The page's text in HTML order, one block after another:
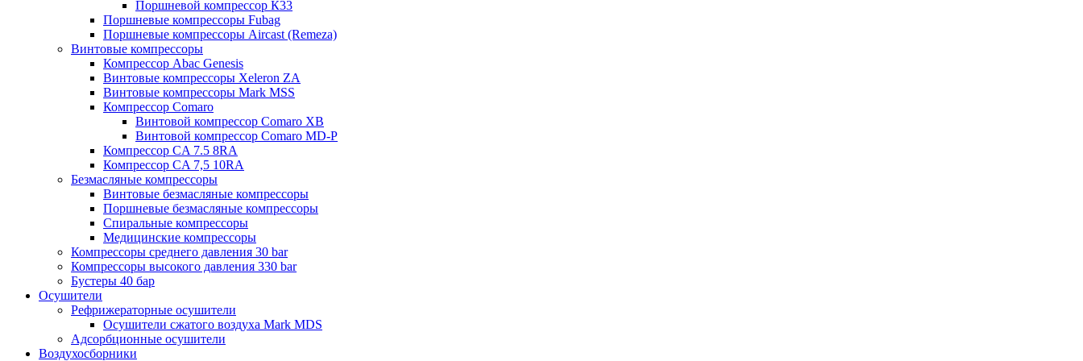
Поршневой компрессор К33
Поршневые компрессоры Fubag
Поршневые компрессоры Aircast (Remeza)
Винтовые компрессоры
Компрессор Abac Genesis
Винтовые компрессоры Xeleron ZA
Винтовые компрессоры Mark MSS
Компрессор Comaro
Винтовой компрессор Comaro XB
Винтовой компрессор Comaro MD-P
Компрессор CA 7.5 8RA
Компрессор CA 7,5 10RA
Безмасляные компрессоры
Винтовые безмасляные компрессоры
Поршневые безмасляные компрессоры
Спиральные компрессоры
Медицинские компрессоры
Компрессоры среднего давления 30 bar
Компрессоры высокого давления 330 bar
Бустеры 40 бар
Осушители
Рефрижераторные осушители
Осушители сжатого воздуха Mark MDS
Адсорбционные осушители
Воздухосборники